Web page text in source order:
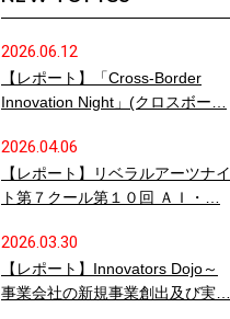
2026.06.12
【レポート】「Cross-Border
Innovation Night」(クロスボー…
2026.04.06
【レポート】リベラルアーツナイ
ト第７クール第１０回 ＡＩ・…
2026.03.30
【レポート】Innovators Dojo～
事業会社の新規事業創出及び実…